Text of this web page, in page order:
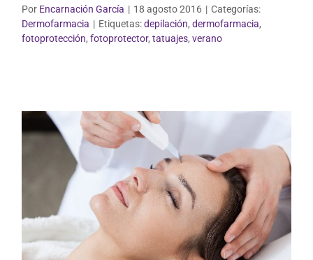
Por Encarnación García | 18 agosto 2016 | Categorías:
Dermofarmacia | Etiquetas:depilación, dermofarmacia,
fotoprotección, fotoprotector, tatuajes, verano
Dermofarmacia